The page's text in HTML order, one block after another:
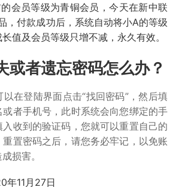
会员等级为青铜会员，今天在新中联
，付款成功后，系统自动将小A的等级
值及会员等级只增不减，永久有效。
或者遗忘密码怎么办？
在登陆界面点击“找回密码”，然后填
者手机号，此时系统会向您绑定的手
收到的验证码，您就可以重置自己的
置密码之后，请您务必牢记，以免账
损害。
年11月27日